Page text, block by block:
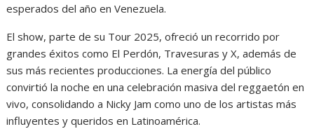
esperados del año en Venezuela.
El show, parte de su Tour 2025, ofreció un recorrido por
grandes éxitos como El Perdón, Travesuras y X, además de
sus más recientes producciones. La energía del público
convirtió la noche en una celebración masiva del reggaetón en
vivo, consolidando a Nicky Jam como uno de los artistas más
influyentes y queridos en Latinoamérica.